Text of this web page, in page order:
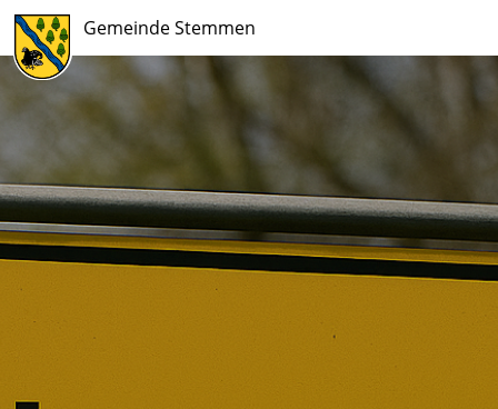
Gemeinde Stemmen